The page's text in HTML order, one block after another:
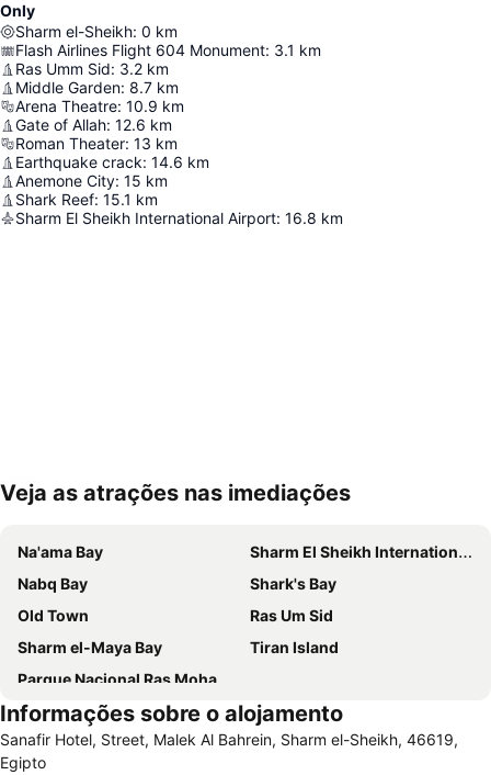
Only
Sharm el-Sheikh: 0 km
Flash Airlines Flight 604 Monument: 3.1 km
Ras Umm Sid: 3.2 km
Middle Garden: 8.7 km
Arena Theatre: 10.9 km
Gate of Allah: 12.6 km
Roman Theater: 13 km
Earthquake crack: 14.6 km
Anemone City: 15 km
Shark Reef: 15.1 km
Sharm El Sheikh International Airport: 16.8 km
Ampliar mapa
Veja as atrações nas imediações
Na'ama Bay
Sharm El Sheikh International Airport
Nabq Bay
Shark's Bay
Old Town
Ras Um Sid
Sharm el-Maya Bay
Tiran Island
Parque Nacional Ras Mohamed
Informações sobre o alojamento
Sanafir Hotel, Street, Malek Al Bahrein, Sharm el-Sheikh, 46619,
Egipto